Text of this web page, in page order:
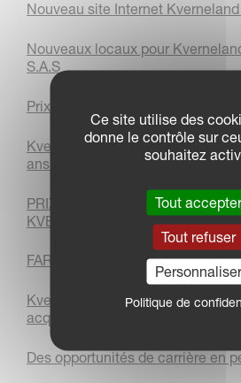
Nouveau site Internet
Nouveaux locaux pour
S.A.S
Prix de l'entreprise de l'année -
Kverneland Group Les Landes-
ans d'innovations et d'excellence
PRIX DE L'EFFICACITÉ NRW
KVERNELAND GROUP SOEST
FARM MACHINE 2022: VOTEZ
Kverneland Group et Kubota
acquérir 80% des parts de la
Des opportunités de carrière en
Ce site utilise des
donne le contrôle sur
souhaitez
Tout accepter
Tout refuser
Personnaliser
Politique de